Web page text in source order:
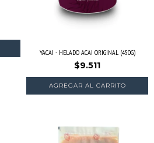
YACAI - HELADO ACAI ORIGINAL (450G)
$9.511